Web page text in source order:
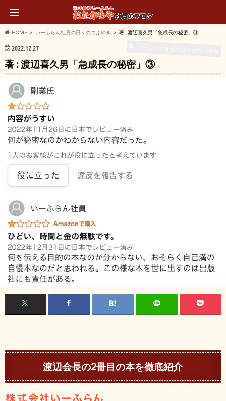
HOME いーふらん社員の日々のつぶやき 著 : 渡辺喜久男「急成長の秘密」③
2022.12.27
著 : 渡辺喜久男「急成長の秘密」③
渡辺会長の2冊目の本を徹底紹介